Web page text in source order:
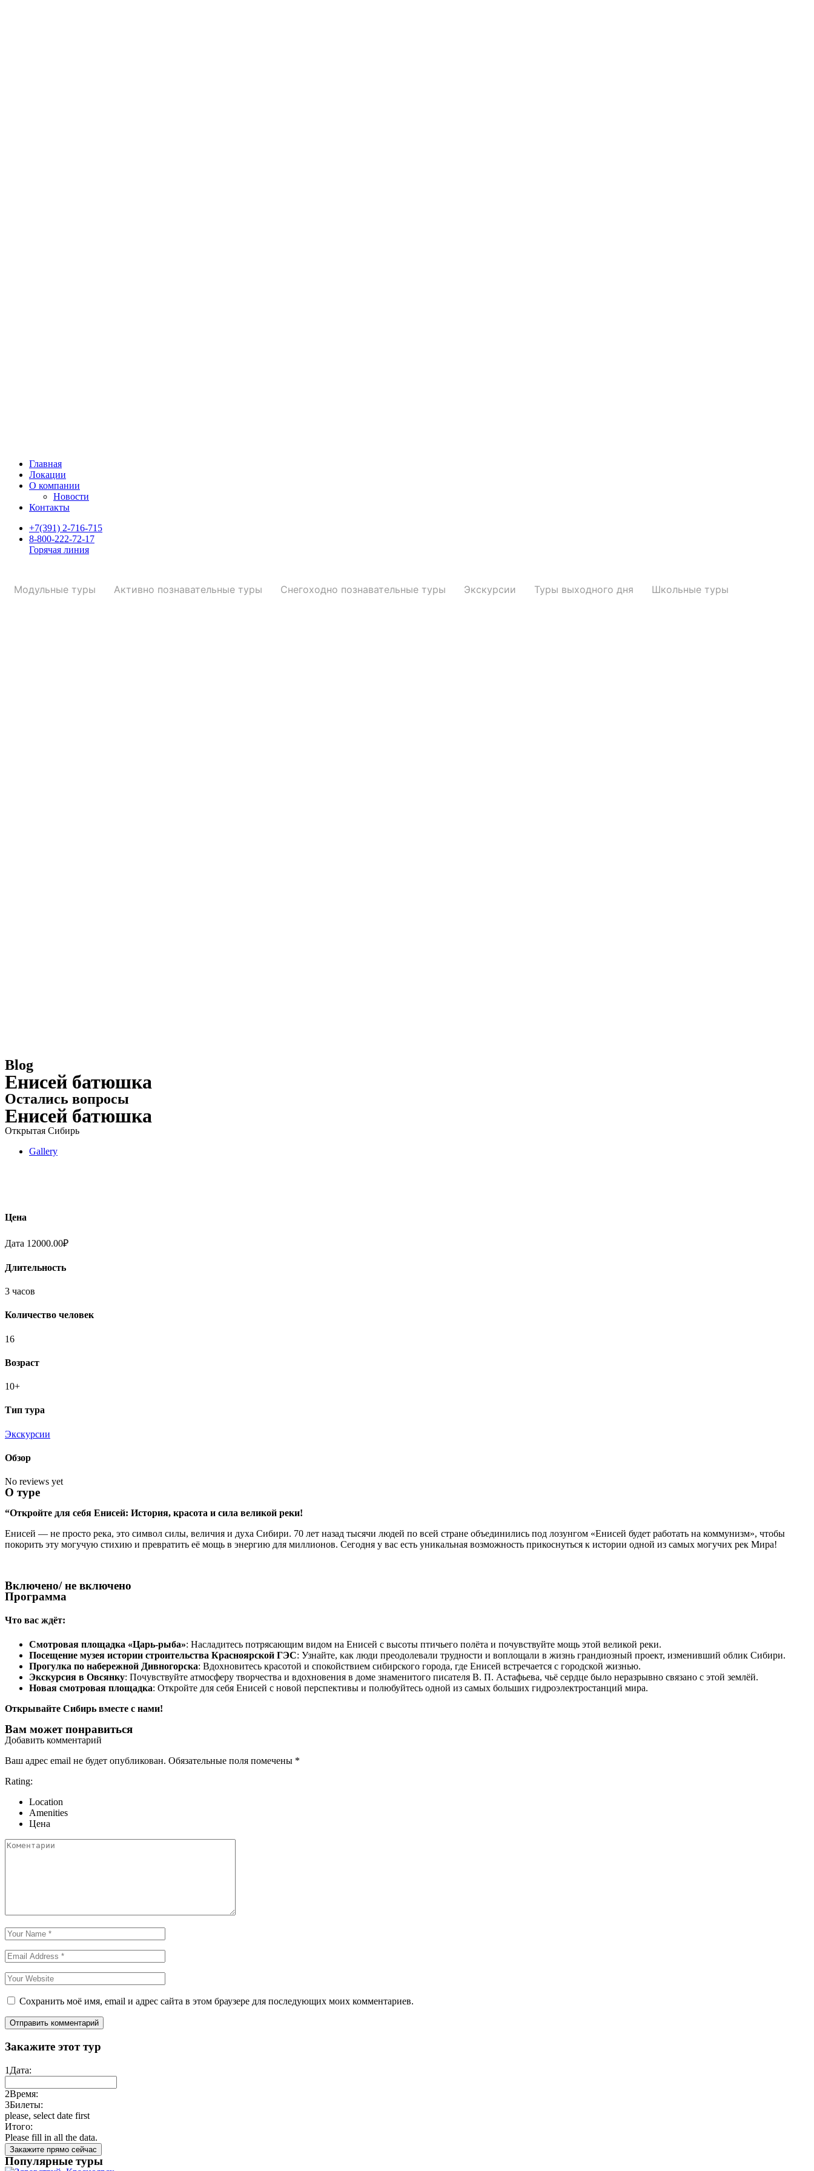
Главная
Локации
О компании
Новости
Контакты
+7(391) 2-716-715
8-800-222-72-17
Горячая линия
Модульные туры Активно познавательные туры Снегоходно познавательные туры Экскурсии Туры выходного дня Школьные туры
Blog
Енисей батюшка
Остались вопросы
Енисей батюшка
Открытая Сибирь
Gallery
Цена
Дата 12000.00₽
Длительность
3 часов
Количество человек
16
Возраст
10+
Тип тура
Экскурсии
Обзор
No reviews yet
О туре
“Откройте для себя Енисей: История, красота и сила великой реки!
Енисей — не просто река, это символ силы, величия и духа Сибири. 70 лет назад тысячи людей по всей стране объединились под лозунгом «Енисей будет работать на коммунизм», чтобы
покорить эту могучую стихию и превратить её мощь в энергию для миллионов. Сегодня у вас есть уникальная возможность прикоснуться к истории одной из самых могучих рек Мира!
Включено/ не включено
Программа
Что вас ждёт:
Смотровая площадка «Царь-рыба»: Насладитесь потрясающим видом на Енисей с высоты птичьего полёта и почувствуйте мощь этой великой реки.
Посещение музея истории строительства Красноярской ГЭС: Узнайте, как люди преодолевали трудности и воплощали в жизнь грандиозный проект, изменивший облик Сибири.
Прогулка по набережной Дивногорска: Вдохновитесь красотой и спокойствием сибирского города, где Енисей встречается с городской жизнью.
Экскурсия в Овсянку: Почувствуйте атмосферу творчества и вдохновения в доме знаменитого писателя В. П. Астафьева, чьё сердце было неразрывно связано с этой землёй.
Новая смотровая площадка: Откройте для себя Енисей с новой перспективы и полюбуйтесь одной из самых больших гидроэлектростанций мира.
Открывайте Сибирь вместе с нами!
Вам может понравиться
Добавить комментарий
Ваш адрес email не будет опубликован. Обязательные поля помечены *
Rating:
Location
Amenities
Цена
Сохранить моё имя, email и адрес сайта в этом браузере для последующих моих комментариев.
Закажите этот тур
1 Дата:
2Время:
3Билеты:
please, select date first
Итого:
Please fill in all the data.
Закажите прямо сейчас
Популярные туры